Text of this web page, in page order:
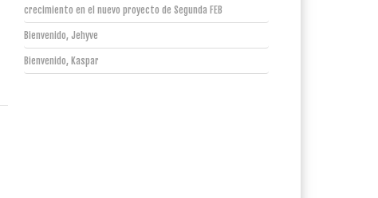
crecimiento en el nuevo proyecto de Segunda FEB
Bienvenido, Jehyve
Bienvenido, Kaspar